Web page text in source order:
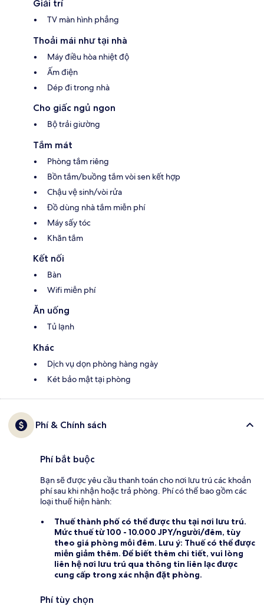
Giải trí
TV màn hình phẳng
Thoải mái như tại nhà
Máy điều hòa nhiệt độ
Ấm điện
Dép đi trong nhà
Cho giấc ngủ ngon
Bộ trải giường
Tắm mát
Phòng tắm riêng
Bồn tắm/buồng tắm vòi sen kết hợp
Chậu vệ sinh/vòi rửa
Đồ dùng nhà tắm miễn phí
Máy sấy tóc
Khăn tắm
Kết nối
Bàn
Wifi miễn phí
Ăn uống
Tủ lạnh
Khác
Dịch vụ dọn phòng hàng ngày
Két bảo mật tại phòng
Phí & Chính sách
Phí bắt buộc
Bạn sẽ được yêu cầu thanh toán cho nơi lưu trú các khoản
phí sau khi nhận hoặc trả phòng. Phí có thể bao gồm các
loại thuế hiện hành:
Thuế thành phố có thể được thu tại nơi lưu trú.
Mức thuế từ 100 - 10.000 JPY/người/đêm, tùy
theo giá phòng mỗi đêm. Lưu ý: Thuế có thể được
miễn giảm thêm. Để biết thêm chi tiết, vui lòng
liên hệ nơi lưu trú qua thông tin liên lạc được
cung cấp trong xác nhận đặt phòng.
Phí tùy chọn